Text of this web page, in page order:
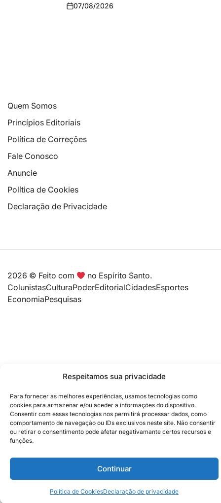
Respeitamos sua privacidade
Para fornecer as melhores experiências, usamos tecnologias como
cookies para armazenar e/ou aceder a informações do dispositivo.
Consentir com essas tecnologias nos permitirá processar dados, como
comportamento de navegação ou IDs exclusivos neste site. Não consentir
ou retirar o consentimento pode afetar negativamante certos recursos e
funções.
Continuar
Política de CookiesDeclaração de privacidade
07/08/2026
Quem Somos
Princípios Editoriais
Política de Correções
Fale Conosco
Anuncie
Política de Cookies
Declaração de Privacidade
2026 © Feito com
no Espírito Santo.
ColunistasCulturaPoderEditorialCidadesEsportes
EconomiaPesquisas
Siga no Instagram